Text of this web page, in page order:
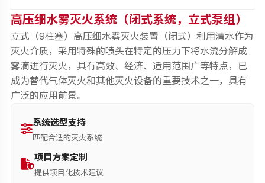
高压细水雾灭火系统（闭式系统，立式泵组）
立式（9柱塞）高压细水雾灭火装置（闭式）利用清水作为
灭火介质，采用特殊的喷头在特定的压力下将水流分解成
雾滴进行灭火，具有高效、经济、适用范围广等特点，已
成为替代气体灭火和其他灭火设备的重要技术之一，具有
广泛的应用前景。
系统选型支持
匹配合适的灭火系统
项目方案定制
提供项目化技术建议